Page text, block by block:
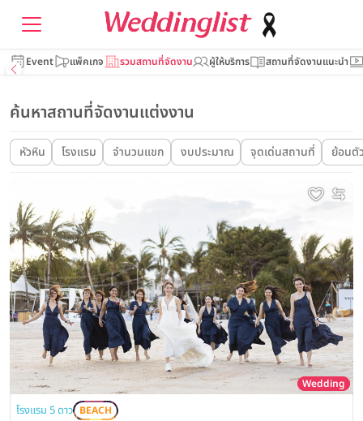
Event แพ็คเกจ รวมสถานที่จัดงาน ผู้ให้บริการ สถานที่จัดงานแนะนำ
ค้นหาสถานที่จัดงานแต่งงาน
หัวหิน โรงแรม จำนวนแขก งบประมาณ จุดเด่นสถานที่ ย้อนตั
Wedding
โรงแรม 5 ดาว BEACH